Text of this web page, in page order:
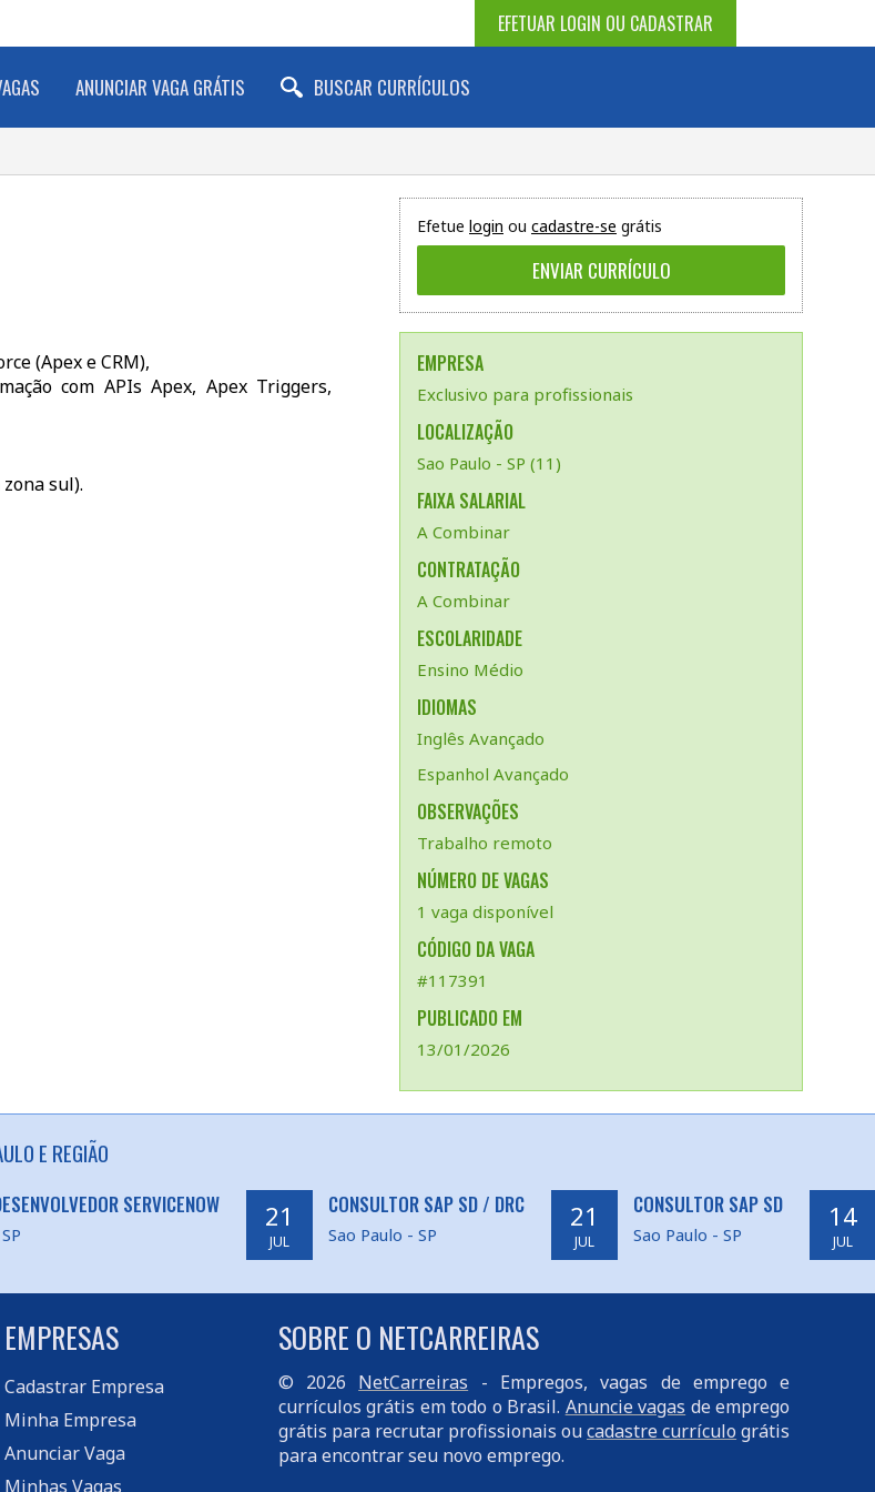
EFETUAR LOGIN OU CADASTRAR
ANUNCIAR VAGA GRÁTIS BUSCAR CURRÍCULOS
Efetue login ou cadastre-se grátis
EMPRESA
Exclusivo para profissionais
LOCALIZAÇÃO
Sao Paulo - SP (11)
FAIXA SALARIAL
A Combinar
CONTRATAÇÃO
A Combinar
ESCOLARIDADE
Ensino Médio
IDIOMAS
Inglês Avançado
Espanhol Avançado
OBSERVAÇÕES
Trabalho remoto
NÚMERO DE VAGAS
1 vaga disponível
CÓDIGO DA VAGA
#117391
PUBLICADO EM
13/01/2026
(Apex e CRM),
com APIs Apex, Apex Triggers,
sul).
E REGIÃO
SERVICENOW 21
JUL
CONSULTOR SAP SD / DRC
Sao Paulo - SP
21
JUL
CONSULTOR SAP SD
Sao Paulo - SP
14
JUL
EMPRESAS
Cadastrar Empresa
Minha Empresa
Anunciar Vaga
Minhas Vagas
SOBRE O NETCARREIRAS
© 2026 NetCarreiras - Empregos, vagas de emprego e
currículos grátis em todo o Brasil. Anuncie vagas de emprego
grátis para recrutar profissionais oucadastre currículo grátis
para encontrar seu novo emprego.